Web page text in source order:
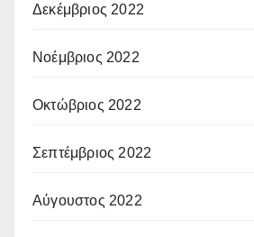
Δεκέμβριος 2022
Νοέμβριος 2022
Οκτώβριος 2022
Σεπτέμβριος 2022
Αύγουστος 2022